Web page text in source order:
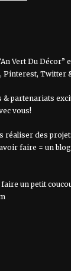
Vert Du Décor”
, Pinterest, Twitter
partenariats
vous!
réaliser des
faire = un
un petit